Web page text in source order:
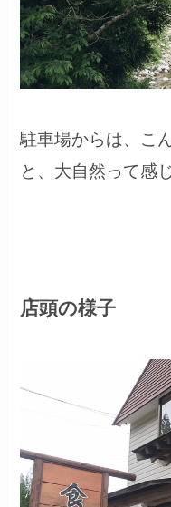
駐車場からは、こ
と、大自然って感
店頭の様子